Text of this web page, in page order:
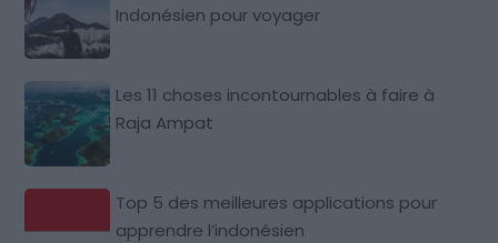
Indonésien pour voyager
Les 11 choses incontournables à faire à
Raja Ampat
Top 5 des meilleures applications pour
apprendre l’indonésien